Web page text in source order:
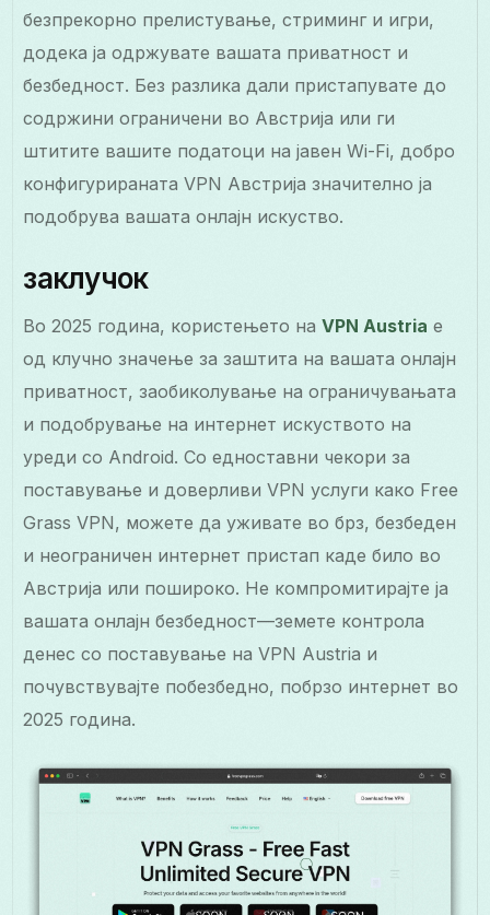
безпрекорно прелистување, стриминг и игри,
додека ја одржувате вашата приватност и
безбедност. Без разлика дали пристапувате до
содржини ограничени во Австрија или ги
штитите вашите податоци на јавен Wi-Fi, добро
конфигурираната VPN Австрија значително ја
подобрува вашата онлајн искуство.
заклучок
Во 2025 година, користењето наVPN Austria е
од клучно значење за заштита на вашата онлајн
приватност, заобиколување на ограничувањата
и подобрување на интернет искуството на
уреди со Android. Со едноставни чекори за
поставување и доверливи VPN услуги како Free
Grass VPN, можете да уживате во брз, безбеден
и неограничен интернет пристап каде било во
Австрија или пошироко. Не компромитирајте ја
вашата онлајн безбедност—земете контрола
денес со поставување на VPN Austria и
почувствувајте побезбедно, побрзо интернет во
2025 година.